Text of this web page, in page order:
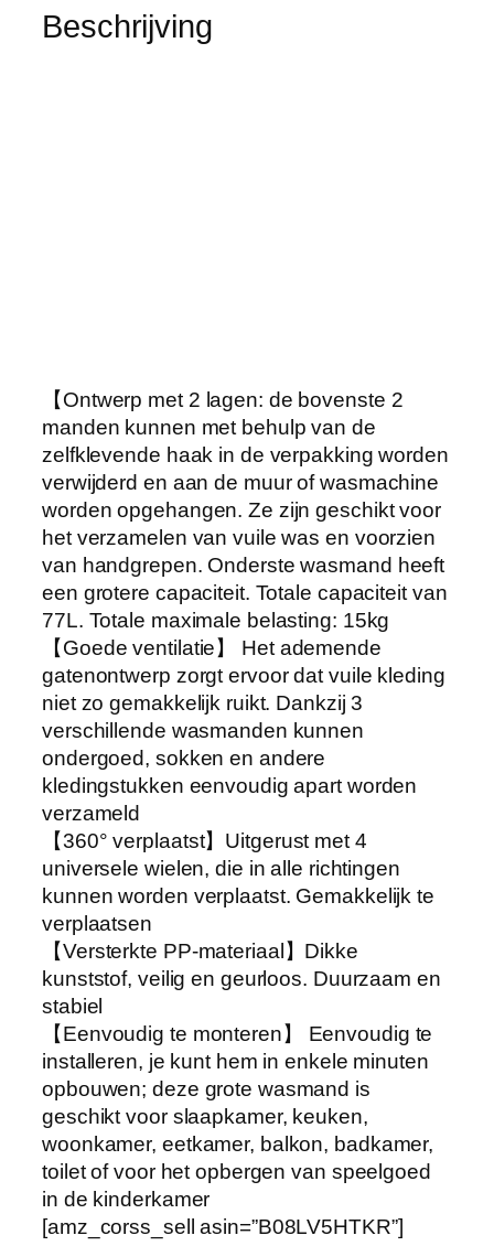
s
,
w
a
s
w
a
g
e
,
w
a
s
v
e
z
a
m
l
a
r
m
e
t
2
l
a
Beschrijving
【Ontwerp met 2 lagen: de bovenste 2
manden kunnen met behulp van de
zelfklevende haak in de verpakking worden
verwijderd en aan de muur of wasmachine
worden opgehangen. Ze zijn geschikt voor
het verzamelen van vuile was en voorzien
van handgrepen. Onderste wasmand heeft
een grotere capaciteit. Totale capaciteit van
77L. Totale maximale belasting: 15kg
【Goede ventilatie】 Het ademende
gatenontwerp zorgt ervoor dat vuile kleding
niet zo gemakkelijk ruikt. Dankzij 3
verschillende wasmanden kunnen
ondergoed, sokken en andere
kledingstukken eenvoudig apart worden
verzameld
【360° verplaatst】Uitgerust met 4
universele wielen, die in alle richtingen
kunnen worden verplaatst. Gemakkelijk te
verplaatsen
【Versterkte PP-materiaal】Dikke
kunststof, veilig en geurloos. Duurzaam en
stabiel
【Eenvoudig te monteren】 Eenvoudig te
installeren, je kunt hem in enkele minuten
opbouwen; deze grote wasmand is
geschikt voor slaapkamer, keuken,
woonkamer, eetkamer, balkon, badkamer,
toilet of voor het opbergen van speelgoed
in de kinderkamer
[amz_corss_sell asin=”B08LV5HTKR”]